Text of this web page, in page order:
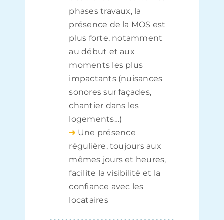
phases travaux, la
présence de la MOS est
plus forte, notamment
au début et aux
moments les plus
impactants (nuisances
sonores sur façades,
chantier dans les
logements…)
➜ Une présence
régulière, toujours aux
mêmes jours et heures,
facilite la visibilité et la
confiance avec les
locataires